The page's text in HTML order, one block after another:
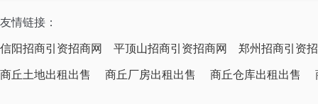
友情链接：
信阳招商引资招商网 平顶山招商引资招商网 郑州招商引资
商丘土地出租出售 商丘厂房出租出售 商丘仓库出租出售